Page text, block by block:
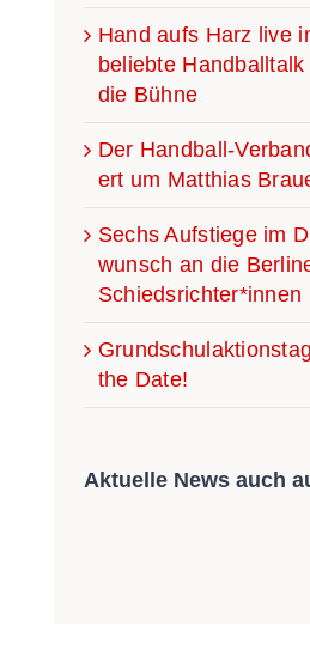
Hand aufs Harz live
belieb­te
die Bühne
Der Han­­d­­­ball-
ert um Mat­thi­as
Sechs Auf­stie­ge im
wunsch an die
Schiedsrichter*innen
the Date!
Aktu­el­le News auch